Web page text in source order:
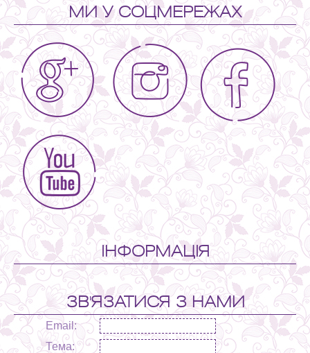
МИ У СОЦМЕРЕЖАХ
ІНФОРМАЦІЯ
ЗВ'ЯЗАТИСЯ З НАМИ
Email:
Тема: